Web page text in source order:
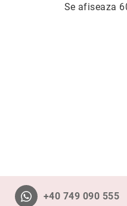
Se afiseaza
+40 749 090 555